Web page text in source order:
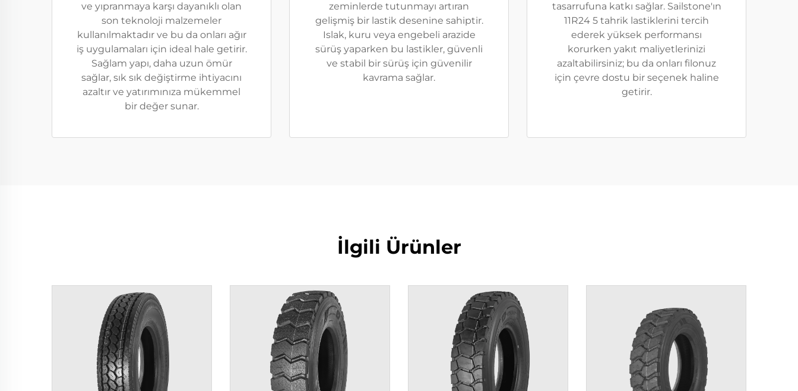
ve yıpranmaya karşı dayanıklı olan
son teknoloji malzemeler
kullanılmaktadır ve bu da onları ağır
iş uygulamaları için ideal hale getirir.
Sağlam yapı, daha uzun ömür
sağlar, sık sık değiştirme ihtiyacını
azaltır ve yatırımınıza mükemmel
bir değer sunar.
zeminlerde tutunmayı artıran
gelişmiş bir lastik desenine sahiptir.
Islak, kuru veya engebeli arazide
sürüş yaparken bu lastikler, güvenli
ve stabil bir sürüş için güvenilir
kavrama sağlar.
tasarrufuna katkı sağlar. Sailstone'ın
11R24 5 tahrik lastiklerini tercih
ederek yüksek performansı
korurken yakıt maliyetlerinizi
azaltabilirsiniz; bu da onları filonuz
için çevre dostu bir seçenek haline
getirir.
İlgili Ürünler